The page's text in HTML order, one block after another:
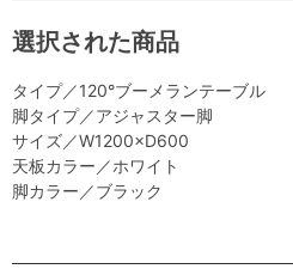
選択された商品
タイプ／120°ブーメランテーブル
脚タイプ／アジャスター脚
サイズ／W1200×D600
天板カラー／ホワイト
脚カラー／ブラック